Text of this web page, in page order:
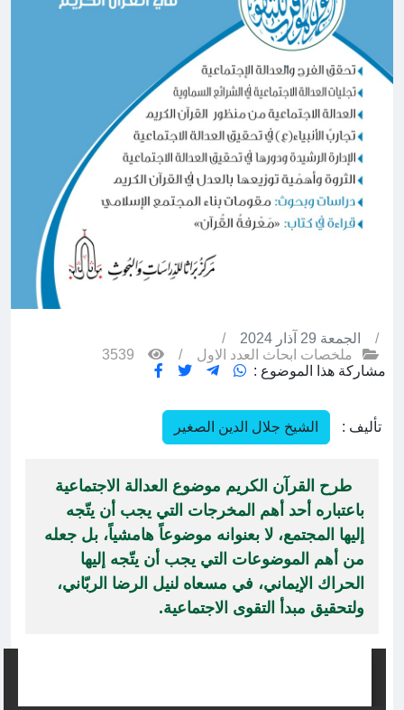
الجمعة 29 آذار 2024
ملخصات ابحاث العدد الاول
مشاركة هذا الموضوع :
تأليف : الشيخ جلال الدين الصغير
طرح القرآن الكريم موضوع العدالة الاجتماعية
باعتباره أحد أهم المخرجات التي يجب أن يتّجه
إليها المجتمع، لا بعنوانه موضوعاً هامشياً، بل جعله
من أهم الموضوعات التي يجب أن يتّجه إليها
الحراك الإيماني، في مسعاه لنيل الرضا الربّاني،
ولتحقيق مبدأ التقوى الاجتماعية.